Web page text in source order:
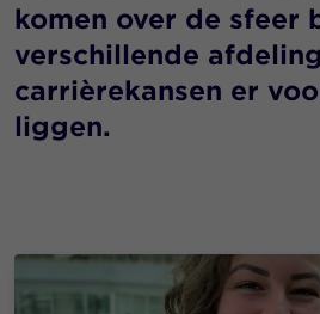
komen over de sfeer
verschillende
carrièrekansen er
liggen.